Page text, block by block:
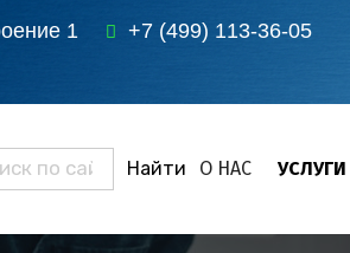
1
+7 (499) 113-36-05
О НАС УСЛУГИ